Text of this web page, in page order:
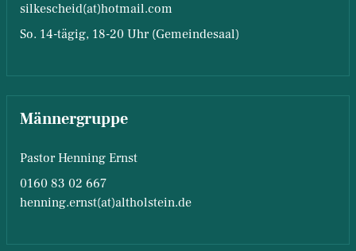
silkescheid(at)hotmail.com
So. 14-tägig, 18-20 Uhr (Gemeindesaal)
Männergruppe
Pastor Henning Ernst
0160 83 02 667
henning.ernst(at)altholstein.de